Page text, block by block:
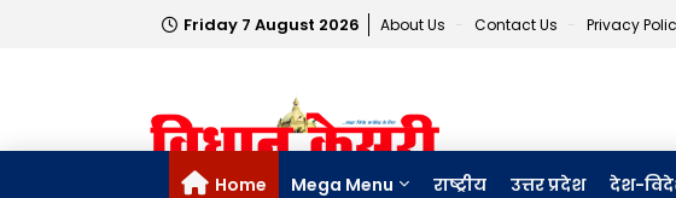
Friday 7 August 2026 About Us Contact Us Privacy
Home Mega Menu राष्ट्रीय उत्तर प्रदेश देश-